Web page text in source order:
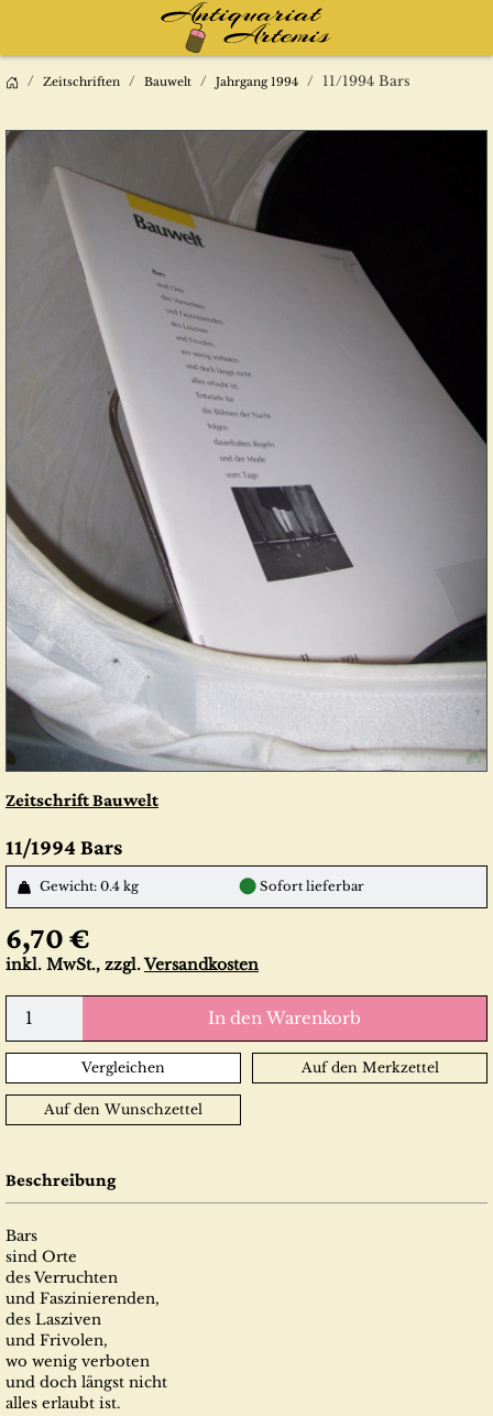
Zeitschriften Bauwelt Jahrgang 1994 11/1994 Bars
Zeitschrift Bauwelt
11/1994 Bars
Gewicht: 0.4 kg ● Sofort lieferbar
6,70 €
inkl. MwSt., zzgl.Versandkosten
In den Warenkorb
Vergleichen Auf den Merkzettel
Auf den Wunschzettel
Beschreibung
Bars
sind Orte
des Verruchten
und Faszinierenden,
des Lasziven
und Frivolen,
wo wenig verboten
und doch längst nicht
alles erlaubt ist.